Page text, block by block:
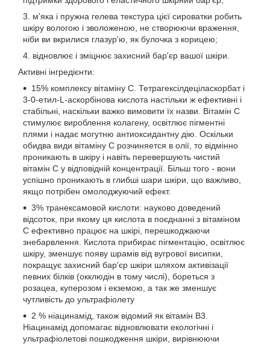
м'яка і пружна гелева текстура цієї сироватки робить
шкіру вологою і зволоженою, не створюючи враження,
ніби ви вкрилися глазур'ю, як булочка з корицею;
відновлює і зміцнює захисний бар'єр вашої шкіри.
Активні інгредієнти:
15% комплексу вітаміну С. Тетрагексілдеціласкорбат і
3-0-етил-L-аскорбінова кислота настільки ж ефективні і
стабільні, наскільки важко вимовити їх назви. Вітамін С
стимулює вироблення колагену, освітлює пігментні
плями і надає могутню антиоксидантну дію. Оскільки
обидва види вітаміну С розчиняется в олії, то відмінно
проникають в шкіру і навіть перевершують чистий
вітамін С у відповідній концентрації. Більш того - вони
успішно проникають в глибші шари шкіри, що важливо,
якщо потрібен омолоджуючий ефект.
3% транексамовой кислоти: науково доведений
відсоток, при якому ця кислота в поєднанні з вітаміном
C ефективно працює на шкірі, перешкоджаючи
знебарвлення. Кислота прибирає пігментацію, освітлює
шкіру, зменшує появу шрамів від вугрової висипки,
покращує захисний бар'єр шкіри шляхом активізації
певних білків (окклюдін в тому числі), бореться з
розацеа, куперозом і екземою, а так же зменшує
чутливість до ультрафіолету
2 % ніацинамід, також відомий як вітамін B3.
Ніацинамід допомагає відновлювати екологічні і
ультрафіолетові пошкодження шкіри, вирівнюючи